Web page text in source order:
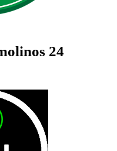
24